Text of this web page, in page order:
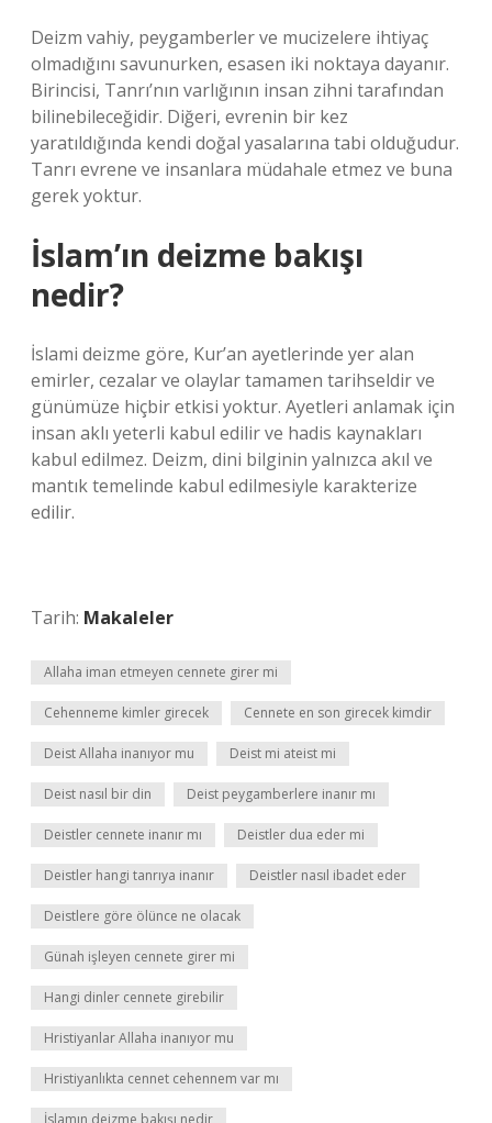
Deizm vahiy, peygamberler ve mucizelere ihtiyaç
olmadığını savunurken, esasen iki noktaya dayanır.
Birincisi, Tanrı’nın varlığının insan zihni tarafından
bilinebileceğidir. Diğeri, evrenin bir kez
yaratıldığında kendi doğal yasalarına tabi olduğudur.
Tanrı evrene ve insanlara müdahale etmez ve buna
gerek yoktur.
İslam’ın deizme bakışı
nedir?
İslami deizme göre, Kur’an ayetlerinde yer alan
emirler, cezalar ve olaylar tamamen tarihseldir ve
günümüze hiçbir etkisi yoktur. Ayetleri anlamak için
insan aklı yeterli kabul edilir ve hadis kaynakları
kabul edilmez. Deizm, dini bilginin yalnızca akıl ve
mantık temelinde kabul edilmesiyle karakterize
edilir.
Tarih: Makaleler
Allaha iman etmeyen cennete girer mi
Cehenneme kimler girecek Cennete en son girecek kimdir
Deist Allaha inanıyor mu Deist mi ateist mi
Deist nasıl bir din Deist peygamberlere inanır mı
Deistler cennete inanır mı Deistler dua eder mi
Deistler hangi tanrıya inanır Deistler nasıl ibadet eder
Deistlere göre ölünce ne olacak
Günah işleyen cennete girer mi
Hangi dinler cennete girebilir
Hristiyanlar Allaha inanıyor mu
Hristiyanlıkta cennet cehennem var mı
İslamın deizme bakışı nedir